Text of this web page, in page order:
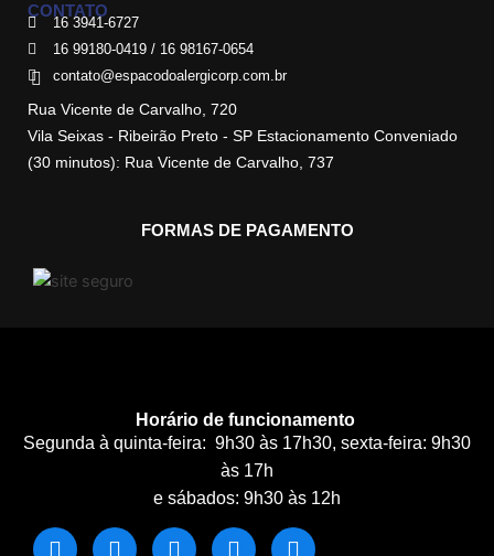
CONTATO
16 3941-6727
16 99180-0419 / 16 98167-0654
contato@espacodoalergicorp.com.br
Rua Vicente de Carvalho, 720
Vila Seixas - Ribeirão Preto - SP Estacionamento Conveniado
(30 minutos): Rua Vicente de Carvalho, 737
FORMAS DE PAGAMENTO
Horário de funcionamento
Segunda à quinta-feira: 9h30 às 17h30, sexta-feira: 9h30
às 17h
e sábados: 9h30 às 12h
F
I
T
Y
W